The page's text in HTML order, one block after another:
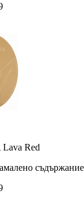
Red
съдържание